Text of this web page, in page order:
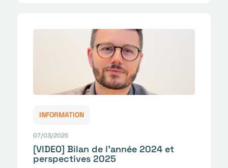
INFORMATION
07/03/2025
[VIDEO] Bilan de l'année 2024 et
perspectives 2025